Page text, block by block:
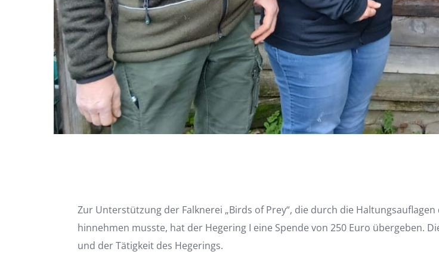
Zur Unterstützung der Falknerei „Birds of Prey“, die durch die
hinnehmen musste, hat der Hegering I eine Spende von 250 Euro übergeben.
und der Tätigkeit des Hegerings.